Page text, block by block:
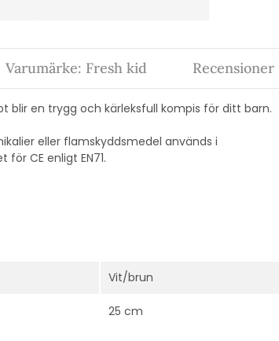
blir en trygg och kärleksfull kompis för ditt barn.
eller flamskyddsmedel används i
CE enligt EN71.
Vit/brun
25 cm
Varumärke: Fresh kid Recensioner